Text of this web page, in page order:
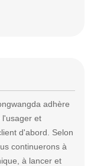
adhère
l'usager et
d'abord. Selon
continuerons à
à lancer et